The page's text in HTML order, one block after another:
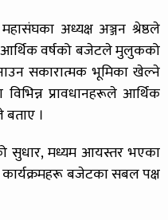
अध्यक्ष अञ्जन श्रेष्ठले
वर्षको बजेटले मुलुकको
सकारात्मक भूमिका खेल्ने
प्रावधानहरूले आर्थिक
बताए ।
सुधार, मध्यम आयस्तर भएका
कार्यक्रमहरू बजेटका सबल पक्ष